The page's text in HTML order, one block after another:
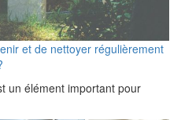
et de nettoyer régulièrement
un élément important pour